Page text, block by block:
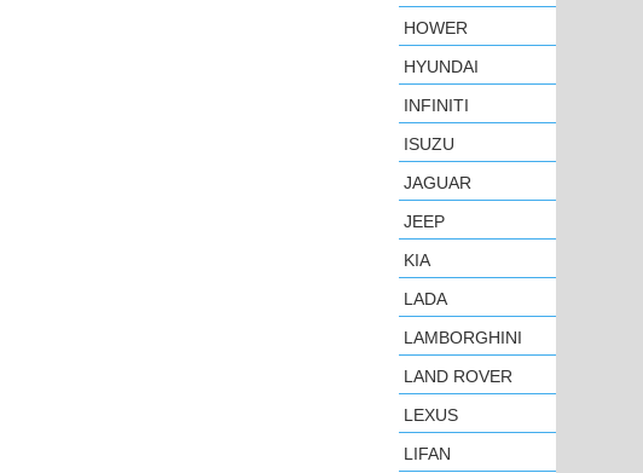
HOWER
HYUNDAI
INFINITI
ISUZU
JAGUAR
JEEP
KIA
LADA
LAMBORGHINI
LAND ROVER
LEXUS
LIFAN